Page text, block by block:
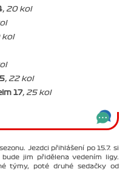
, 20 kol
kol
, 22 kol
17, 25 kol
Jezdci přihlášení po 15.7. si
jim přidělena vedením ligy.
týmy, poté druhé sedačky od